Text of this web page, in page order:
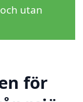
utan
för